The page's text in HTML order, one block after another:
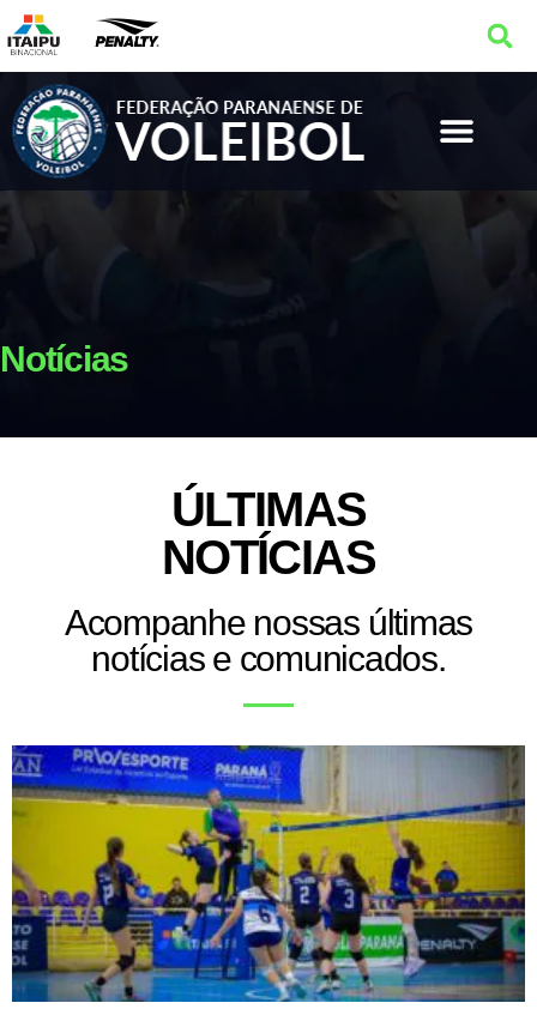
Notícias
ÚLTIMAS
NOTÍCIAS
Acompanhe nossas últimas
notícias e comunicados.